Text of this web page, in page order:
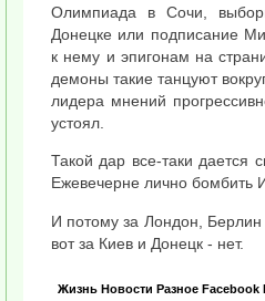
Олимпиада в Сочи,
Донецке или подписание
к нему и эпигонам на
демоны такие танцуют
лидера мнений
устоял.
Такой дар все-таки дается
Ежевечерне лично бомбить
И потому за Лондон,
вот за Киев и Донецк - нет.
Жизнь Новости Разное Facebook